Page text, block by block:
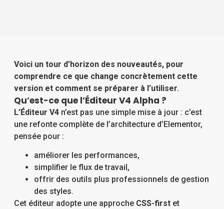
Voici un tour d’horizon des nouveautés, pour
comprendre ce que change concrètement cette
version et comment se préparer à l’utiliser.
Qu’est-ce que l’Éditeur V4 Alpha ?
L’Éditeur V4n’est pas une simple mise à jour : c’est
une refonte complète de l’architecture d’Elementor,
pensée pour :
améliorer les performances,
simplifier le flux de travail,
offrir des outils plus professionnels de gestion
des styles.
Cet éditeur adopte une approche CSS-firstet